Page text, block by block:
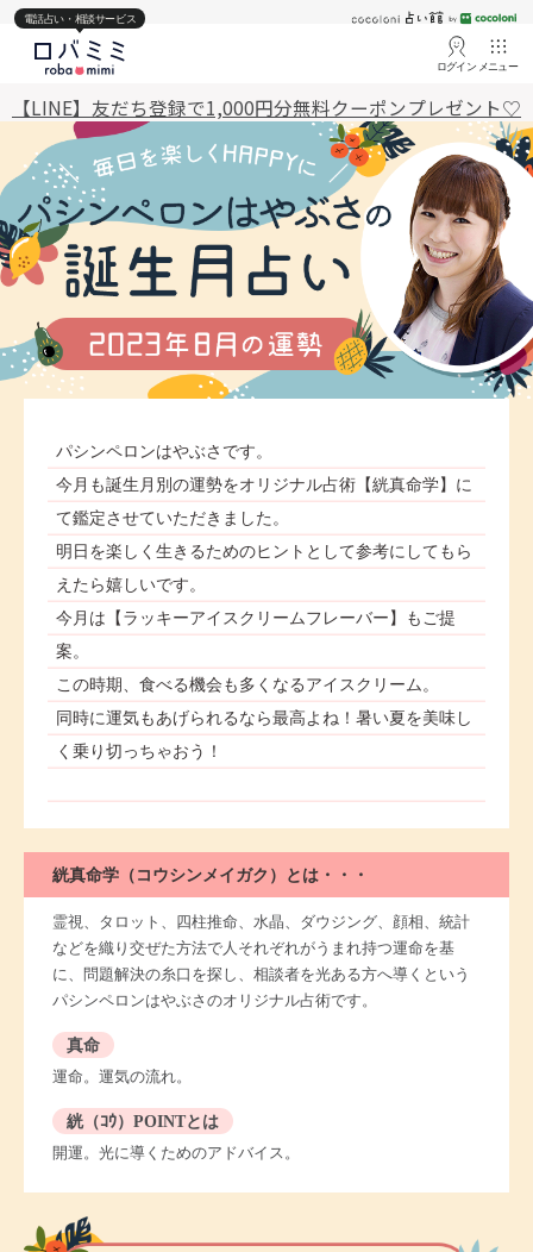
電話占い・相談サービス
ログイン メニュー
【LINE】友だち登録で1,000円分無料クーポンプレゼント♡
パシンペロンはやぶさです。
今月も誕生月別の運勢をオリジナル占術【絖真命学】に
て鑑定させていただきました。
明日を楽しく生きるためのヒントとして参考にしてもら
えたら嬉しいです。
今月は【ラッキーアイスクリームフレーバー】もご提
案。
この時期、食べる機会も多くなるアイスクリーム。
同時に運気もあげられるなら最高よね！暑い夏を美味し
く乗り切っちゃおう！
絖真命学（コウシンメイガク）とは・・・
霊視、タロット、四柱推命、水晶、ダウジング、顔相、統計
などを織り交ぜた方法で人それぞれがうまれ持つ運命を基
に、問題解決の糸口を探し、相談者を光ある方へ導くという
パシンペロンはやぶさのオリジナル占術です。
真命
運命。運気の流れ。
絖（ｺｳ）POINTとは
開運。光に導くためのアドバイス。